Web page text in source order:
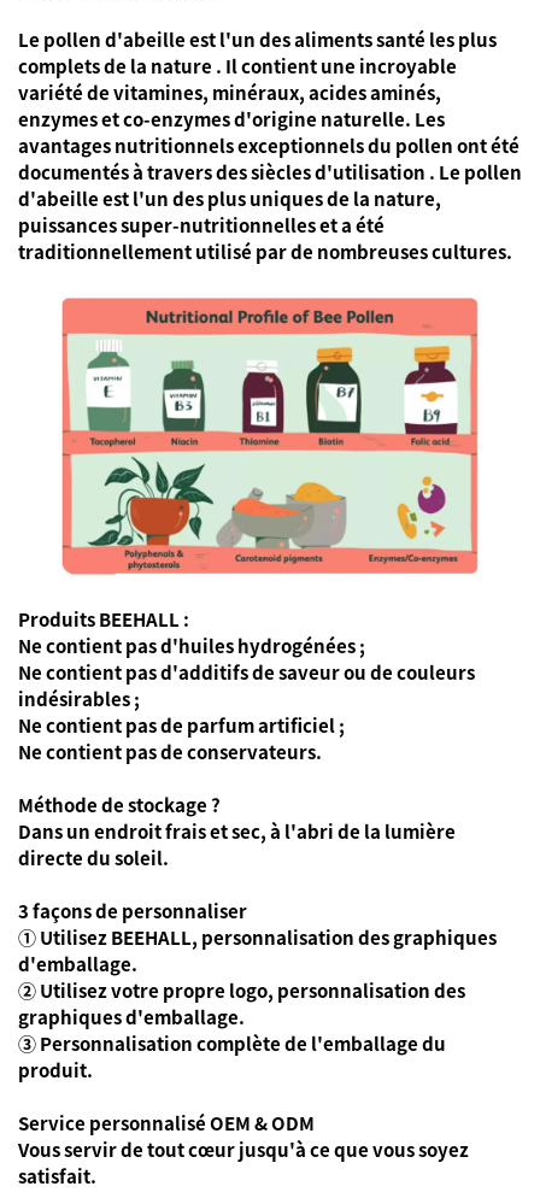
Le pollen d'abeille est l'un desaliments santé les plus
complets de la nature . Il contient une incroyable
variété de vitamines, minéraux, acides aminés,
enzymes et co-enzymes d'origine naturelle. Les
avantages nutritionnels exceptionnels du pollen ont été
documentés à traversdes siècles d'utilisation . Le pollen
d'abeille est l'un des plus uniques de la nature,
puissances super-nutritionnelleset a été
traditionnellement utilisé par de nombreuses cultures.
Produits BEEHALL :
Ne contient pas d'huiles hydrogénées ;
Ne contient pas d'additifs de saveur ou de couleurs
indésirables ;
Ne contient pas de parfum artificiel ;
Ne contient pas de conservateurs.
Méthode de stockage ?
Dans un endroit frais et sec, à l'abri de la lumière
directe du soleil.
3 façons de personnaliser
① Utilisez BEEHALL, personnalisation des graphiques
d'emballage.
② Utilisez votre propre logo, personnalisation des
graphiques d'emballage.
③ Personnalisation complète de l'emballage du
produit.
Service personnalisé OEM & ODM
Vous servir de tout cœur jusqu'à ce que vous soyez
satisfait.